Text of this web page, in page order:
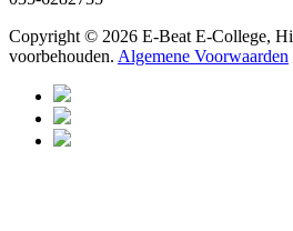
Copyright © 2026 E-Beat E-College,
voorbehouden. Algemene Voorwaarden